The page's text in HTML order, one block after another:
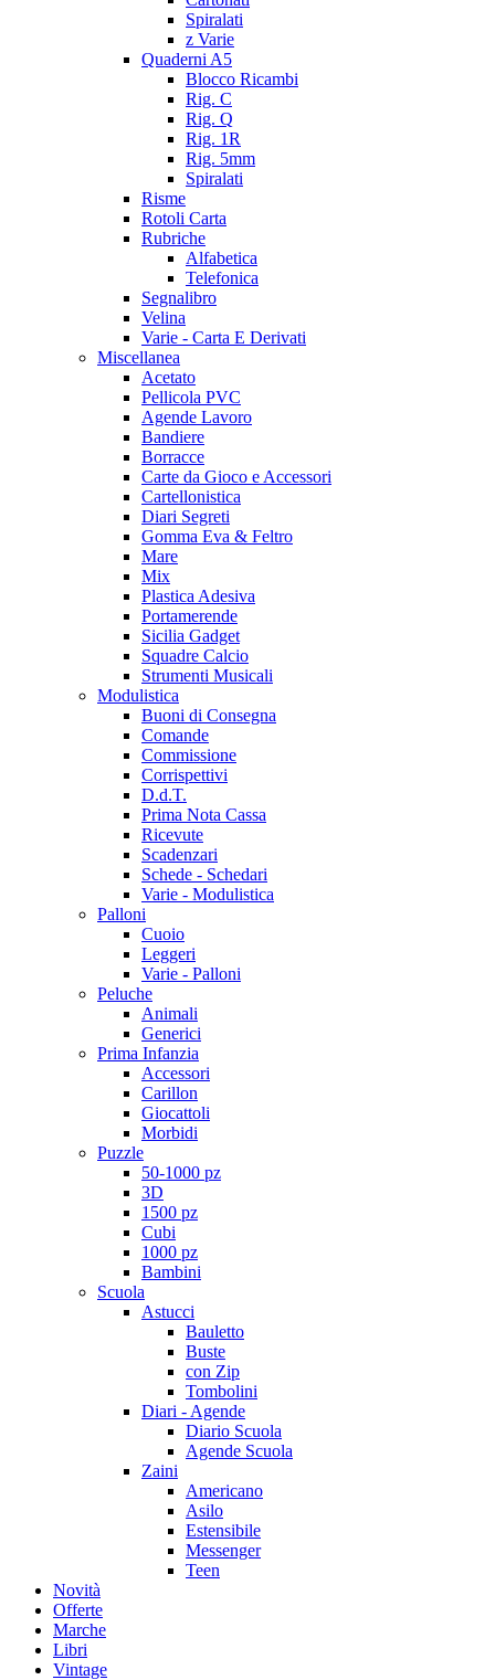
Spiralati
z Varie
Quaderni A5
Blocco Ricambi
Rig. C
Rig. Q
Rig. 1R
Rig. 5mm
Spiralati
Risme
Rotoli Carta
Rubriche
Alfabetica
Telefonica
Segnalibro
Velina
Varie - Carta E Derivati
Miscellanea
Acetato
Pellicola PVC
Agende Lavoro
Bandiere
Borracce
Carte da Gioco e Accessori
Cartellonistica
Diari Segreti
Gomma Eva & Feltro
Mare
Mix
Plastica Adesiva
Portamerende
Sicilia Gadget
Squadre Calcio
Strumenti Musicali
Modulistica
Buoni di Consegna
Comande
Commissione
Corrispettivi
D.d.T.
Prima Nota Cassa
Ricevute
Scadenzari
Schede - Schedari
Varie - Modulistica
Palloni
Cuoio
Leggeri
Varie - Palloni
Peluche
Animali
Generici
Prima Infanzia
Accessori
Carillon
Giocattoli
Morbidi
Puzzle
50-1000 pz
3D
1500 pz
Cubi
1000 pz
Bambini
Scuola
Astucci
Bauletto
Buste
con Zip
Tombolini
Diari - Agende
Diario Scuola
Agende Scuola
Zaini
Americano
Asilo
Estensibile
Messenger
Teen
Novità
Offerte
Marche
Libri
Vintage